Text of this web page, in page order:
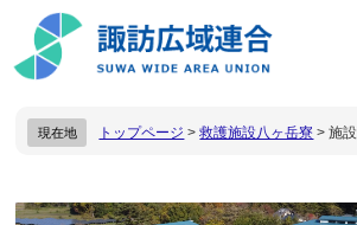
ジ
。
ュ
て
現在地 トップページ >救護施設八ヶ岳寮 >施
本